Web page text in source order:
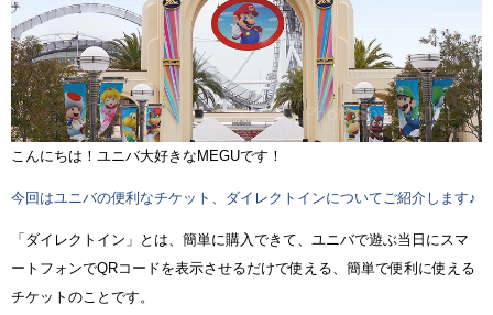
こんにちは！ユニバ大好きなMEGUです！
今回はユニバの便利なチケット、ダイレクトインについてご紹介します♪
「ダイレクトイン」とは、簡単に購入できて、ユニバで遊ぶ当日にスマ
ートフォンでQRコードを表示させるだけで使える、簡単で便利に使える
チケットのことです。